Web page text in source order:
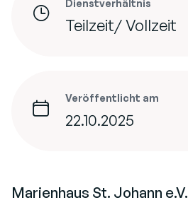
Dienstverhältnis
Teilzeit/ Vollzeit
Veröffentlicht am
22.10.2025
Marienhaus St. Johann e.V.